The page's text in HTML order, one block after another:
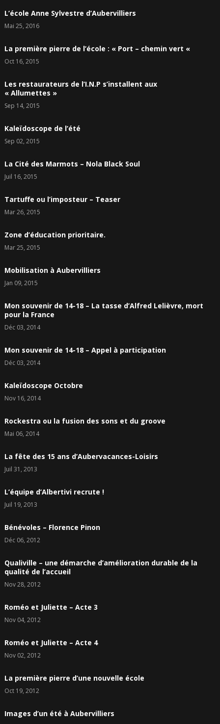
L’école Anne Sylvestre d’Aubervilliers
Mai 25, 2016
La première pierre de l’école : « Port – chemin vert «
Oct 16, 2015
Les restaurateurs de l’I.N.P s’installent aux
« Allumettes »
Sep 14, 2015
Kaleïdoscope de l’été
Sep 02, 2015
La Cité des Marmots – Nola Black Soul
Juil 16, 2015
Tartuffe ou l’imposteur – Teaser
Mar 26, 2015
Zone d’éducation prioritaire.
Mar 25, 2015
Mobilisation à Aubervilliers
Jan 09, 2015
Mon souvenir de 14-18 – La tasse d’Alfred Lelièvre, mort
pour la France
Déc 03, 2014
Mon souvenir de 14-18 – Appel à participation
Déc 03, 2014
Kaleïdoscope Octobre
Nov 16, 2014
Rockestra ou la fusion des sons et du groove
Mai 06, 2014
La fête des 15 ans d’Aubervacances-Loisirs
Juil 31, 2013
L’équipe d’Albertivi recrute !
Juil 19, 2013
Bénévoles – Florence Pinon
Déc 06, 2012
Qualiville – une démarche d’amélioration durable de la
qualité de l’accueil
Nov 28, 2012
Roméo et Juliette – Acte 3
Nov 04, 2012
Roméo et Juliette – Acte 4
Nov 02, 2012
La première pierre d’une nouvelle école
Oct 19, 2012
Images d’un été à Aubervilliers